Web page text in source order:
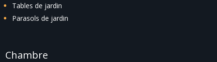
Tables de jardin
Parasols de jardin
Chambre